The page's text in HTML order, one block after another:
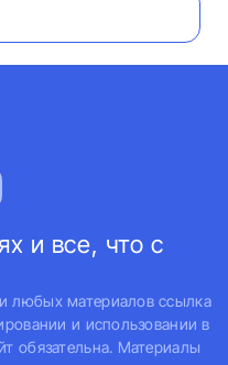
и все, что с
любых материалов ссылка
и использовании в
обязательна. Материалы